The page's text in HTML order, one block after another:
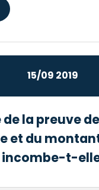
15/09 2019
de la preuve de
et du
t-